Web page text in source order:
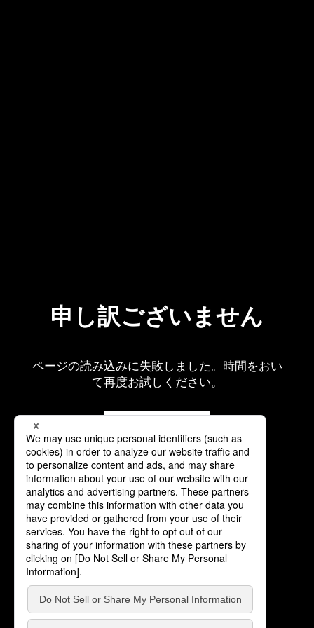
申し訳ございません
ページの読み込みに失敗しました。時間をおい
て再度お試しください。